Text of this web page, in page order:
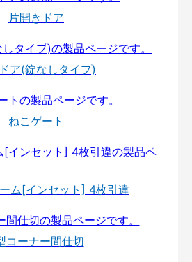
片開きドア
ア(錠なしタイプ)
ねこゲート
ム[インセット] 4枚引違
コーナー間仕切